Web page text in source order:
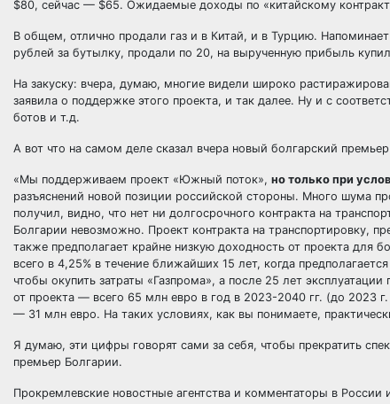
$80, сейчас — $65. Ожидаемые доходы по «китайскому
В общем, отлично продали газ и в Китай, и в Турцию.
рублей за бутылку, продали по 20, на вырученную прибыль
На закуску: вчера, думаю, многие видели широко
заявила о поддержке этого проекта, и так далее. Ну и с
ботов и т.д.
А вот что на самом деле сказал вчера новый болгарский
«Мы поддерживаем проект «Южный поток», но только при
разъяснений новой позиции российской стороны. Много шума
получил, видно, что нет ни долгосрочного контракта на
Болгарии невозможно. Проект контракта на транспортировку,
также предполагает крайне низкую доходность от проекта для
всего в 4,25% в течение ближайших 15 лет, когда
чтобы окупить затраты «Газпрома», а после 25 лет
от проекта — всего 65 млн евро в год в 2023-2040 гг. (до 2023
— 31 млн евро. На таких условиях, как вы понимаете,
Я думаю, эти цифры говорят сами за себя, чтобы прекратить
премьер Болгарии.
Прокремлевские новостные агентства и комментаторы в